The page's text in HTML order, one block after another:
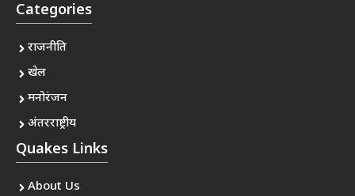
Categories
राजनीति
खेल
मनोरंजन
अंतरराष्ट्रीय
Quakes Links
About Us